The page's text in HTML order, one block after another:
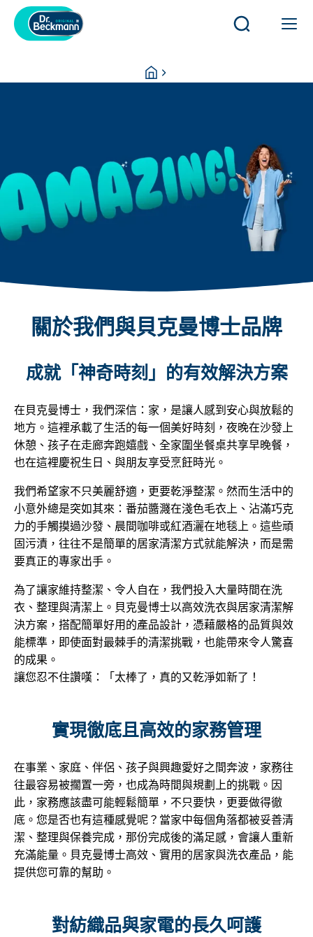
Homepage
關於我們與貝克曼博士品牌
成就「神奇時刻」的有效解決方案
在貝克曼博士，我們深信：家，是讓人感到安心與放鬆的
地方。這裡承載了生活的每一個美好時刻，夜晚在沙發上
休憩、孩子在走廊奔跑嬉戲、全家圍坐餐桌共享早晚餐，
也在這裡慶祝生日、與朋友享受烹飪時光。
我們希望家不只美麗舒適，更要乾淨整潔。然而生活中的
小意外總是突如其來：番茄醬濺在淺色毛衣上、沾滿巧克
力的手觸摸過沙發、晨間咖啡或紅酒灑在地毯上。這些頑
固污漬，往往不是簡單的居家清潔方式就能解決，而是需
要真正的專家出手。
為了讓家維持整潔、令人自在，我們投入大量時間在洗
衣、整理與清潔上。貝克曼博士以高效洗衣與居家清潔解
決方案，搭配簡單好用的產品設計，憑藉嚴格的品質與效
能標準，即使面對最棘手的清潔挑戰，也能帶來令人驚喜
的成果。
讓您忍不住讚嘆：「太棒了，真的又乾淨如新了！
實現徹底且高效的家務管理
在事業、家庭、伴侶、孩子與興趣愛好之間奔波，家務往
往最容易被擱置一旁，也成為時間與規劃上的挑戰。因
此，家務應該盡可能輕鬆簡單，不只要快，更要做得徹
底。您是否也有這種感覺呢？當家中每個角落都被妥善清
潔、整理與保養完成，那份完成後的滿足感，會讓人重新
充滿能量。貝克曼博士高效、實用的居家與洗衣產品，能
提供您可靠的幫助。
對紡織品與家電的長久呵護